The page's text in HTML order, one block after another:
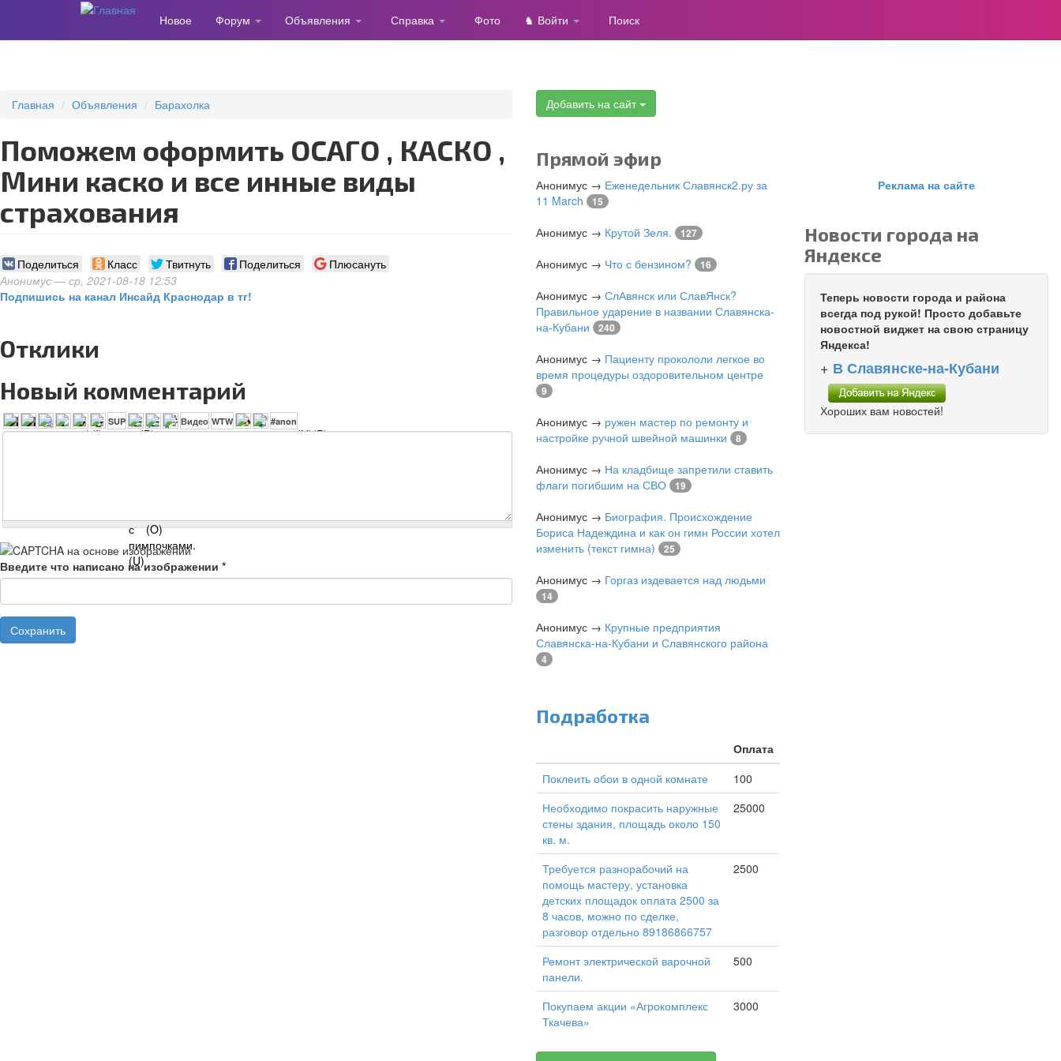
Новое Форум Объявления Справка Фото ♞ Войти Поиск
Главная Объявления Барахолка
Поможем оформить ОСАГО , КАСКО ,
Мини каско и все инные виды
страхования
Поделиться Класс Твитнуть Поделиться
Плюсануть
Анонимус — ср, 2021-08-18 12:53
Подпишись на канал Инсайд Краснодар в тг!
Отклики
Новый комментарий
Введите что написано на изображении *
Сохранить
Добавить на сайт
Прямой эфир
Анонимус → Еженедельник Славянск2.ру за
11 March
15
Анонимус → Крутой Зеля. 127
Анонимус → Что с бензином? 16
Анонимус → СлАвянск или СлавЯнск?
Правильное ударение в названии Славянска-
на-Кубани
240
Анонимус → Пациенту прокололи легкое во
время процедуры оздоровительном центре
9
Анонимус → ружен мастер по ремонту и
настройке ручной швейной машинки
8
Анонимус → На кладбище запретили ставить
флаги погибшим на СВО
19
Анонимус → Биография. Происхождение
Бориса Надеждина и как он гимн России хотел
изменить (текст гимна)
25
Анонимус → Горгаз издевается над людьми
14
Анонимус → Крупные предприятия
Славянска-на-Кубани и Славянского района
4
Подработка
Оплата
Поклеить обои в одной комнате
100
Необходимо покрасить наружные
стены здания, площадь около 150
кв. м.
25000
Требуется разнорабочий на
помощь мастеру, установка
детских площадок оплата 2500 за
8 часов, можно по сделке,
разговор отдельно 89186866757
2500
Ремонт электрической варочной
панели.
500
Покупаем акции «Агрокомплекс
Ткачева»
3000
Реклама на сайте
Новости города на
Яндексе
Теперь новости города и района
всегда под рукой! Просто добавьте
новостной виджет на свою страницу
Яндекса!
+ В Славянске-на-Кубани
Хороших вам новостей!